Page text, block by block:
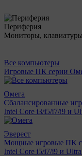
Периферия
Мониторы,
Все компьютеры
Игровые ПК серии
Омега
Сбалансированные
Intel Core i3/i5/i7/i9 и
Эверест
Мощные игровые ПК с
Intel Core i5/i7/i9 и